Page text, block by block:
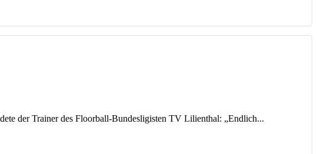
der Trainer des Floorball-Bundesligisten TV Lilienthal: „Endlich...